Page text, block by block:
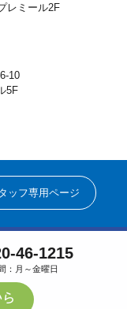
レミール2F
10
5F
ッフ専用ページ
46-1215
：月～金曜日